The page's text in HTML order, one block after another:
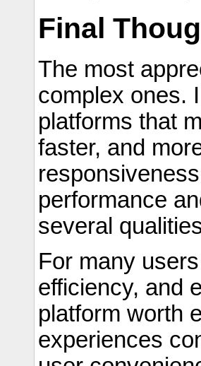
Final
The most
complex ones.
platforms that
faster, and
performance
several
For many
efficiency, and
platform worth
experiences